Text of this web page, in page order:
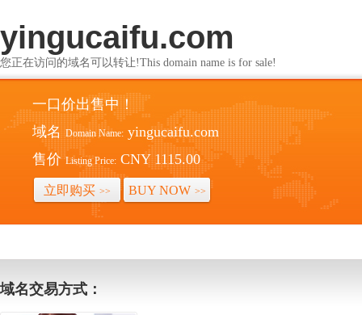
yingucaifu.com
您正在访问的域名可以转让!This domain name is for sale!
一口价出售中！
域名 Domain Name: yingucaifu.com
售价 Listing Price: CNY 1115.00
立即购买 >> BUY NOW >>
域名交易方式：